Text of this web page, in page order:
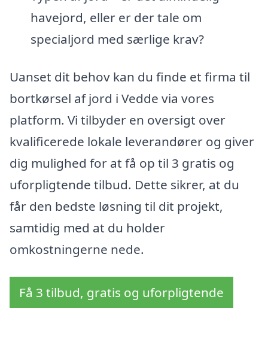
havejord, eller er der tale om
specialjord med særlige krav?
Uanset dit behov kan du finde et firma til
bortkørsel af jord i Vedde via vores
platform. Vi tilbyder en oversigt over
kvalificerede lokale leverandører og giver
dig mulighed for at få op til 3 gratis og
uforpligtende tilbud. Dette sikrer, at du
får den bedste løsning til dit projekt,
samtidig med at du holder
omkostningerne nede.
Få 3 tilbud, gratis og uforpligtende